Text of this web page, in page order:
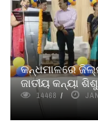
କନ୍ଧମାଳରେ
ଜାତୀୟ କନ୍ୟା
14468